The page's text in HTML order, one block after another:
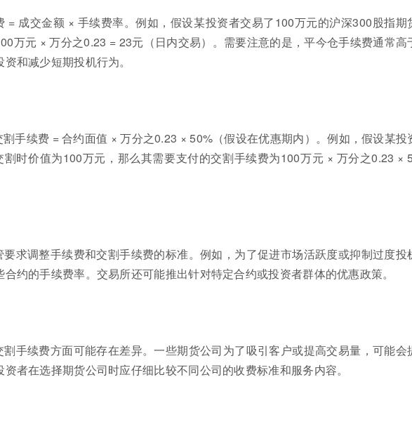
= 成交金额 × 手续费率。例如，假设某投资者交易了100万元的沪深300股指期
万元 × 万分之0.23 = 23元（日内交易）。需要注意的是，平今仓手续费通常高
和减少短期投机行为。
手续费 = 合约面值 × 万分之0.23 × 50%（假设在优惠期内）。例如，假设某投
时价值为100万元，那么其需要支付的交割手续费为100万元 × 万分之0.23 ×
求调整手续费和交割手续费的标准。例如，为了促进市场活跃度或抑制过度投
约的手续费率。交易所还可能推出针对特定合约或投资者群体的优惠政策。
手续费方面可能存在差异。一些期货公司为了吸引客户或提高交易量，可能会
者在选择期货公司时应仔细比较不同公司的收费标准和服务内容。